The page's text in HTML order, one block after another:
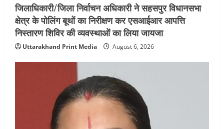
जिलाधिकारी/जिला निर्वाचन अधिकारी ने सहसपुर विधानसभा
क्षेत्र के पोलिंग बूथों का निरीक्षण कर एसआईआर आपत्ति
निस्तारण शिविर की व्यवस्थाओं का लिया जायजा
Uttarakhand Print Media August 6, 2026